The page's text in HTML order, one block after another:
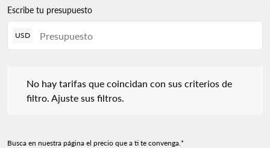
Escribe tu presupuesto
USD
No hay tarifas que coincidan con sus criterios de
filtro. Ajuste sus filtros.
Busca en nuestra página el precio que a ti te convenga.*